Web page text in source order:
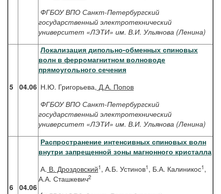
ФГБОУ ВПО Санкт-Петербургский
государственный электротехнический
университет «ЛЭТИ» им. В.И. Ульянова (Ленина)
5 04.06
Локализация дипольно-обменных спиновых
волн в ферромагнитном волноводе
прямоугольного сечения
Н.Ю. Григорьева, Д.А. Попов
ФГБОУ ВПО Санкт-Петербургский
государственный электротехнический
университет «ЛЭТИ» им. В.И. Ульянова (Ленина)
6 04.06
Распространение интенсивных спиновых волн
внутри запрещенной зоны магнонного кристалла
А. В. Дроздовский1 , А.Б. Устинов1 , Б.А. Калиникос1 ,
А.А. Сташкевич2